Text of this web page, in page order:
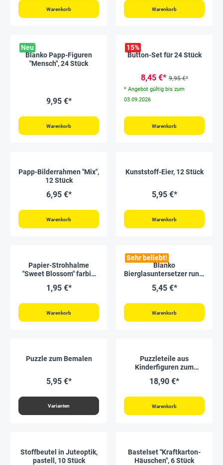
Warenkorb Warenkorb
Neu
Blanko Papp-Figuren
"Mensch", 24 Stück
9,95 €*
Warenkorb
15%
Button-Set für 24 Stück
8,45 €* 9,95 €*
* Angebot gültig bis zum
03.09.2026
Warenkorb
Papp-Bilderrahmen "Mix",
12 Stück
6,95 €*
Warenkorb
Kunststoff-Eier, 12 Stück
5,95 €*
Warenkorb
Papier-Strohhalme
"Sweet Blossom" farbig
1,95 €*
Warenkorb
Sehr beliebt!
Blanko
Bierglasuntersetzer rund,
5,45 €*
Warenkorb
Puzzle zum Bemalen
5,95 €*
Varianten
Puzzleteile aus
Kinderfiguren zum
Stück
18,90 €*
Warenkorb
Stoffbeutel in Juteoptik,
pastell, 10 Stück
Bastelset "Kraftkarton-
Häuschen", 6 Stück